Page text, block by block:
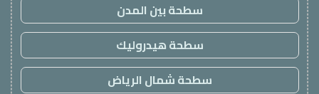
سطحة بين المدن
سطحة هيدروليك
سطحة شمال الرياض